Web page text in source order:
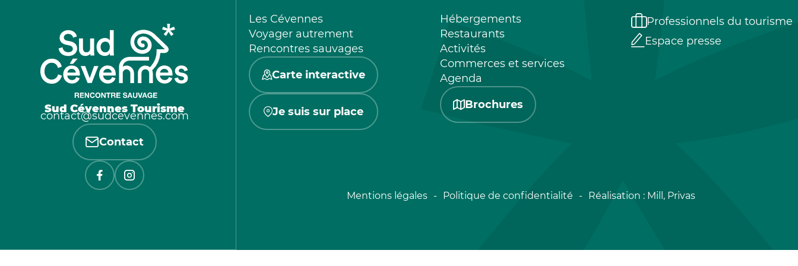
Sud Cévennes Tourisme
contact@sudcevennes.com
Contact
Les Cévennes
Voyager autrement
Rencontres sauvages
Carte interactive
Je suis sur place
Hébergements
Restaurants
Activités
Commerces et services
Agenda
Brochures
Professionnels du tourisme
Espace presse
Mentions légales Politique de confidentialité Réalisation : Mill, Privas